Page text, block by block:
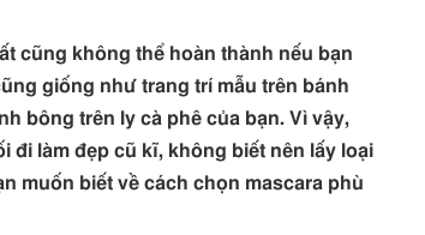
cũng không thể hoàn thành nếu bạn
giống như trang trí mẫu trên bánh
bông trên ly cà phê của bạn. Vì vậy,
đi làm đẹp cũ kĩ, không biết nên lấy loại
muốn biết về cách chọn mascara phù